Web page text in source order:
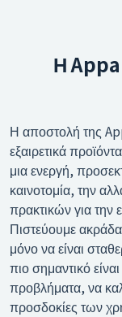
Η
Η αποστολή της
εξαιρετικά
μια ενεργή,
καινοτομία, την
πρακτικών για την
Πιστεύουμε
μόνο να είναι
πιο σημαντικό
προβλήματα, να
προσδοκίες των